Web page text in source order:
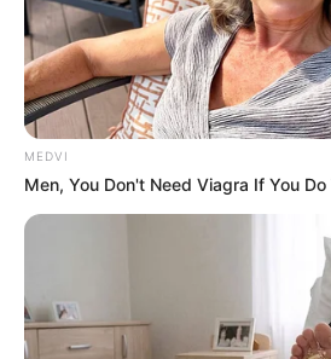
ESPORTE
Gabrielle Figueiredo vence
estreia — e ela nem é a mais
Junho 30, 2026
MEDVI
Men, You Don't Need Viagra If You